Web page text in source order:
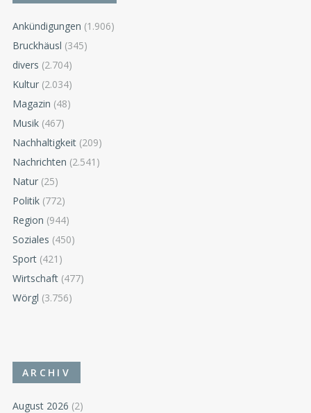
Ankündigungen (1.906)
Bruckhäusl (345)
divers (2.704)
Kultur (2.034)
Magazin (48)
Musik (467)
Nachhaltigkeit (209)
Nachrichten (2.541)
Natur (25)
Politik (772)
Region (944)
Soziales (450)
Sport (421)
Wirtschaft (477)
Wörgl (3.756)
ARCHIV
August 2026 (2)